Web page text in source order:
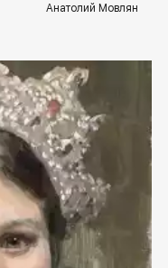
Анатолий Мовлян